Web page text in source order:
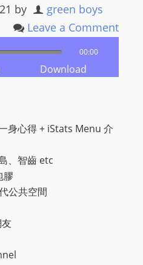
by
green boys
Leave a Comment
00:00
Download
身心得 + iStats Menu 介
、智齒 etc
膠
公共空間